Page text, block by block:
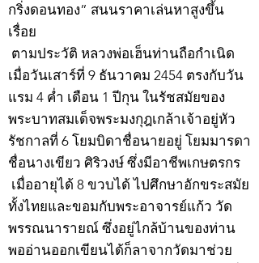
กริ่งดอนทอง” สนนราคาเล่นหาสูงขึ้น
เรื่อย
ตามประวัติ หลวงพ่อเฮ็นท่านถือกำเนิด
เมื่อวันเสาร์ที่ 9 ธันวาคม 2454 ตรงกับวัน
แรม 4 ค่ำ เดือน 1 ปีกุน ในรัชสมัยของ
พระบาทสมเด็จพระมงกุฎเกล้าเจ้าอยู่หัว
รัชกาลที่ 6 โยมบิดาชื่อนายอยู่ โยมมารดา
ชื่อนางเขียว ศิริวงษ์ ซึ่งมีอาชีพเกษตรกร
เมื่ออายุได้ 8 ขวบได้ ไปศึกษาอักขระสมัย
ทั้งไทยและขอมกับพระอาจารย์แก้ว วัด
พรรณนารายณ์ ซึ่งอยู่ไกล้บ้านของท่าน
พออ่านออกเขียนได้ก็ลาจากวัดมาช่วย